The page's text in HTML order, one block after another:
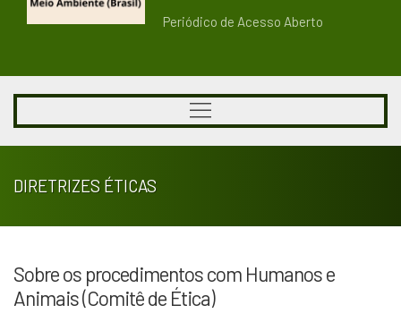
Periódico de Acesso Aberto
DIRETRIZES ÉTICAS
Sobre os procedimentos com Humanos e
Animais (Comitê de Ética)